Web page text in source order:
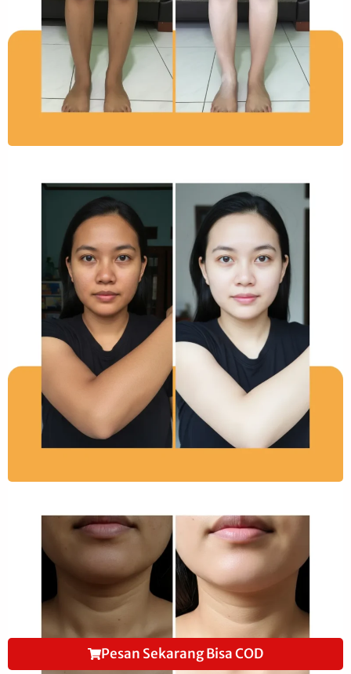
Pesan Sekarang Bisa COD